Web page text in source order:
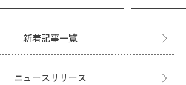
新着記事一覧
ニュースリリース